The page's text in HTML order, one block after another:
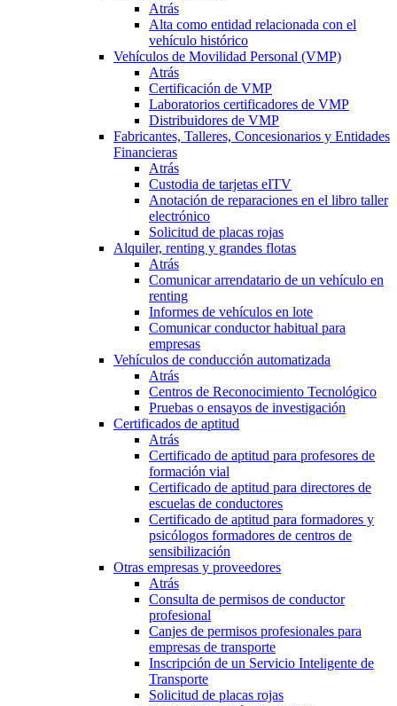
Atrás
Alta como entidad relacionada con el
vehículo histórico
Vehículos de Movilidad Personal (VMP)
Atrás
Certificación de VMP
Laboratorios certificadores de VMP
Distribuidores de VMP
Fabricantes, Talleres, Concesionarios y Entidades
Financieras
Atrás
Custodia de tarjetas eITV
Anotación de reparaciones en el libro taller
electrónico
Solicitud de placas rojas
Alquiler, renting y grandes flotas
Atrás
Comunicar arrendatario de un vehículo en
renting
Informes de vehículos en lote
Comunicar conductor habitual para
empresas
Vehículos de conducción automatizada
Atrás
Centros de Reconocimiento Tecnológico
Pruebas o ensayos de investigación
Certificados de aptitud
Atrás
Certificado de aptitud para profesores de
formación vial
Certificado de aptitud para directores de
escuelas de conductores
Certificado de aptitud para formadores y
psicólogos formadores de centros de
sensibilización
Otras empresas y proveedores
Atrás
Consulta de permisos de conductor
profesional
Canjes de permisos profesionales para
empresas de transporte
Inscripción de un Servicio Inteligente de
Transporte
Solicitud de placas rojas